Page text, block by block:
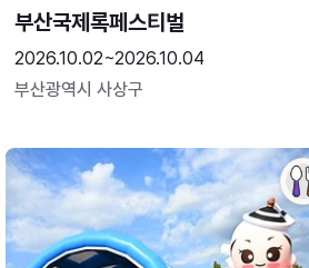
부산국제록페스티벌
2026.10.02~2026.10.04
부산광역시 사상구